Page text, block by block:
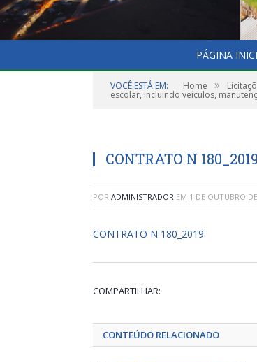
PÁGINA
VOCÊ ESTÁ EM: Home »
escolar, incluindo veículos,
CONTRATO N 180_2019
POR ADMINISTRADOR EM 1 DE OUTUBRO
CONTRATO N 180_2019
COMPARTILHAR:
CONTEÚDO RELACIONADO